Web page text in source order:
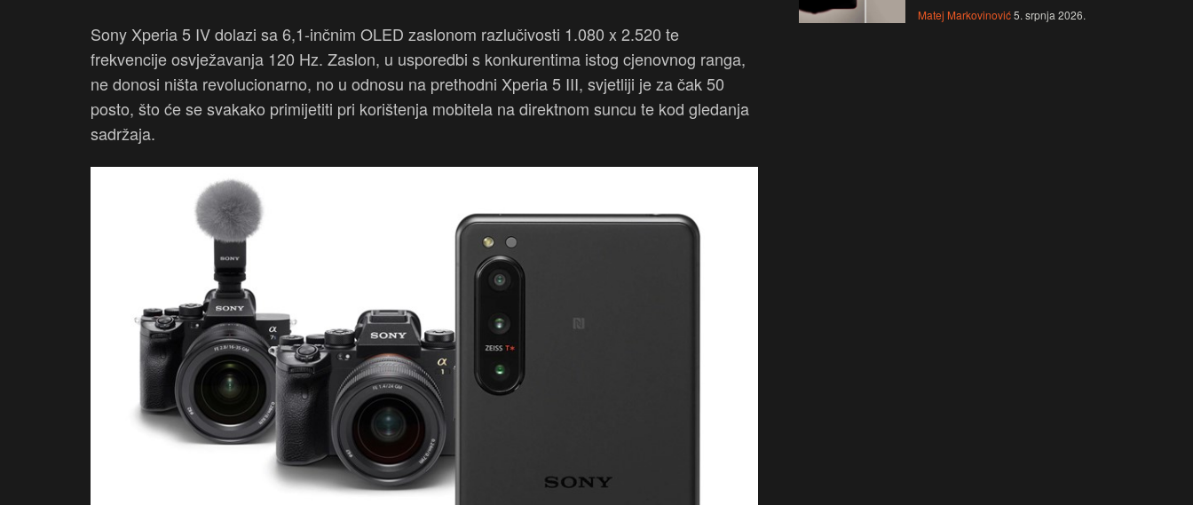
Sony Xperia 5 IV dolazi sa 6,1-inčnim OLED zaslonom razlučivosti 1.080 x 2.520 te
frekvencije osvježavanja 120 Hz. Zaslon, u usporedbi s konkurentima istog cjenovnog ranga,
ne donosi ništa revolucionarno, no u odnosu na prethodni Xperia 5 III, svjetliji je za čak 50
posto, što će se svakako primijetiti pri korištenja mobitela na direktnom suncu te kod gledanja
sadržaja.
Matej Markovinović5. srpnja 2026.